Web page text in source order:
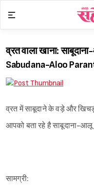
content
व्रत वाला खाना:
Sabudana-Aloo
व्रत में साबूदाने के वड़े और
आपको बता रहे है साबूदाना-आलू
सामग्री: